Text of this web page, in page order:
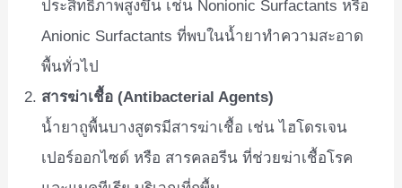
ประสิทธิภาพสูงขึ้น เช่น Nonionic Surfactants หรือ
Anionic Surfactants ที่พบในน้ำยาทำความสะอาด
พื้นทั่วไป
สารฆ่าเชื้อ (Antibacterial Agents)
น้ำยาถูพื้นบางสูตรมีสารฆ่าเชื้อ เช่น ไฮโดรเจน
เปอร์ออกไซด์ หรือ สารคลอรีน ที่ช่วยฆ่าเชื้อโรค